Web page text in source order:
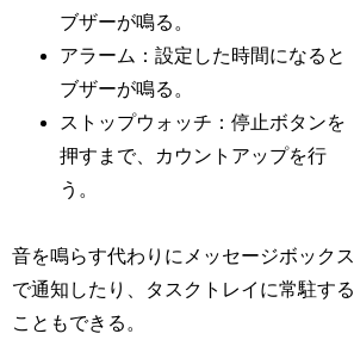
ブザーが鳴る。
アラーム：設定した時間になると
ブザーが鳴る。
ストップウォッチ：停止ボタンを
押すまで、カウントアップを行
う。
音を鳴らす代わりにメッセージボックス
で通知したり、タスクトレイに常駐する
こともできる。